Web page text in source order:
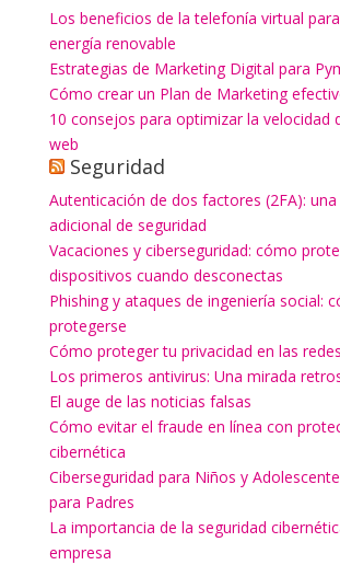
Los beneficios de la telefonía virtual
energía renovable
Estrategias de Marketing Digital para
Cómo crear un Plan de Marketing
10 consejos para optimizar la velocidad
web
Seguridad
Autenticación de dos factores (2FA): una
adicional de seguridad
Vacaciones y ciberseguridad: cómo
dispositivos cuando desconectas
Phishing y ataques de ingeniería social:
protegerse
Cómo proteger tu privacidad en las
Los primeros antivirus: Una mirada
El auge de las noticias falsas
Cómo evitar el fraude en línea con
cibernética
Ciberseguridad para Niños y
para Padres
La importancia de la seguridad
empresa